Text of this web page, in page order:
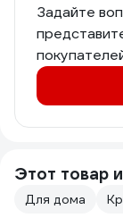
Задайте
Этот товар
Для дома